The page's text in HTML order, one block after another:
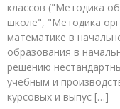
классов ("Методика
школе", "Методика
математике в
образования в
решению
учебным и
курсовых и выпус […]